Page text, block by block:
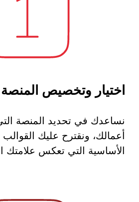
اختيار وتخصيص المنصة
نساعدك في تحديد المنصة
أعمالك، ونقترح عليك
الأساسية التي تعكس علامتك